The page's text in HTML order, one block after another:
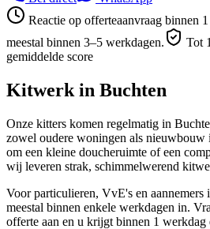
Reactie op offerteaanvraag binnen
meestal binnen 3–5 werkdagen.
Tot
gemiddelde score
Kitwerk in Buchten
Onze kitters komen regelmatig in
zowel oudere woningen als nieuwbouw
om een kleine doucheruimte of een
wij leveren strak, schimmelwerend
Voor particulieren, VvE's en
meestal binnen enkele werkdagen in.
offerte aan en u krijgt binnen 1 werkdag